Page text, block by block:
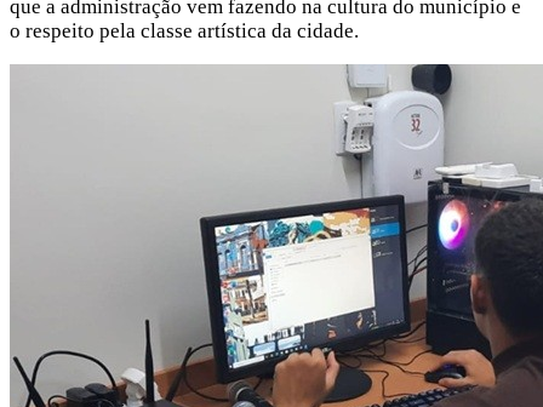
que a administração vem fazendo na cultura do município e
o respeito pela classe artística da cidade.